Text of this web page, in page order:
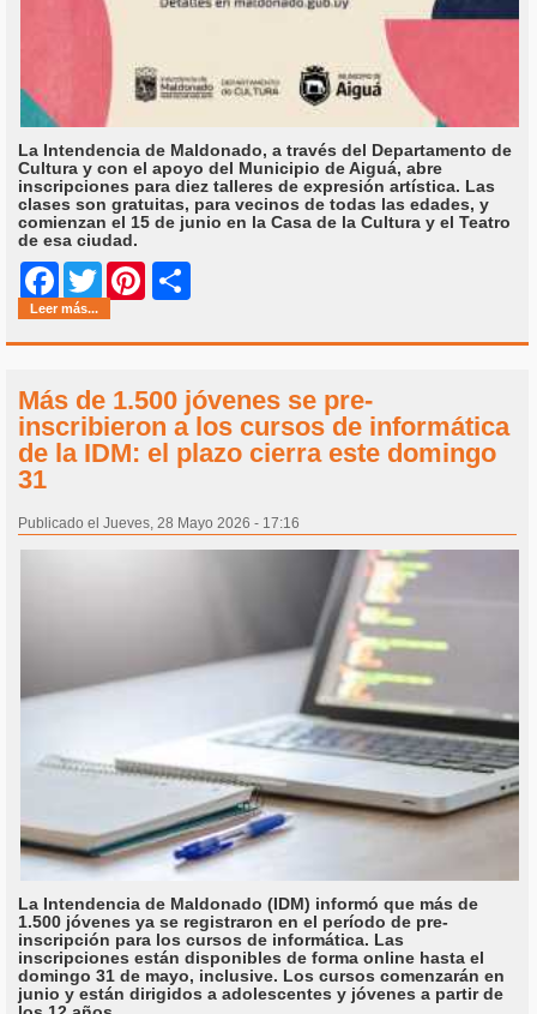
La Intendencia de Maldonado, a través del Departamento de
Cultura y con el apoyo del Municipio de Aiguá, abre
inscripciones para diez talleres de expresión artística. Las
clases son gratuitas, para vecinos de todas las edades, y
comienzan el 15 de junio en la Casa de la Cultura y el Teatro
de esa ciudad.
Facebook
Twitter Pinterest
Leer más...
Más de 1.500 jóvenes se pre-
inscribieron a los cursos de informática
de la IDM: el plazo cierra este domingo
31
Publicado el Jueves, 28 Mayo 2026 - 17:16
La Intendencia de Maldonado (IDM) informó que más de
1.500 jóvenes ya se registraron en el período de pre-
inscripción para los cursos de informática. Las
inscripciones están disponibles de forma online hasta el
domingo 31 de mayo, inclusive. Los cursos comenzarán en
junio y están dirigidos a adolescentes y jóvenes a partir de